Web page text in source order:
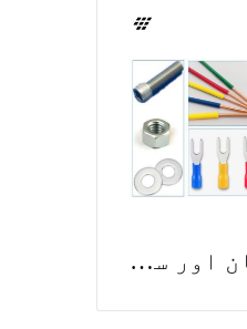
برقی سامان اور سپلائیز